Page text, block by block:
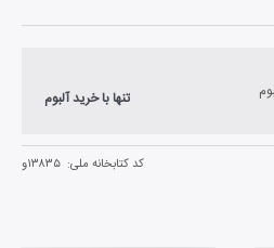
تنها با خرید آلبوم
کد کتابخانه ملی: ۱۳۸۳۵و